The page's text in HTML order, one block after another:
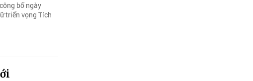
bố ngày
triển vọng Tích